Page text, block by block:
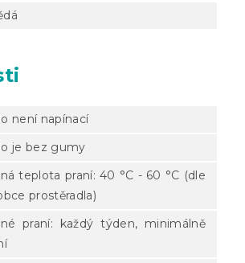
není napínací
je bez gumy
teplota praní: 40 °C - 60 °C (dle
prostěradla)
praní: každý týden, minimálně